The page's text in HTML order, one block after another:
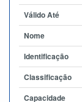
Válido Até
Nome
Identificação
Classificação
Capacidade